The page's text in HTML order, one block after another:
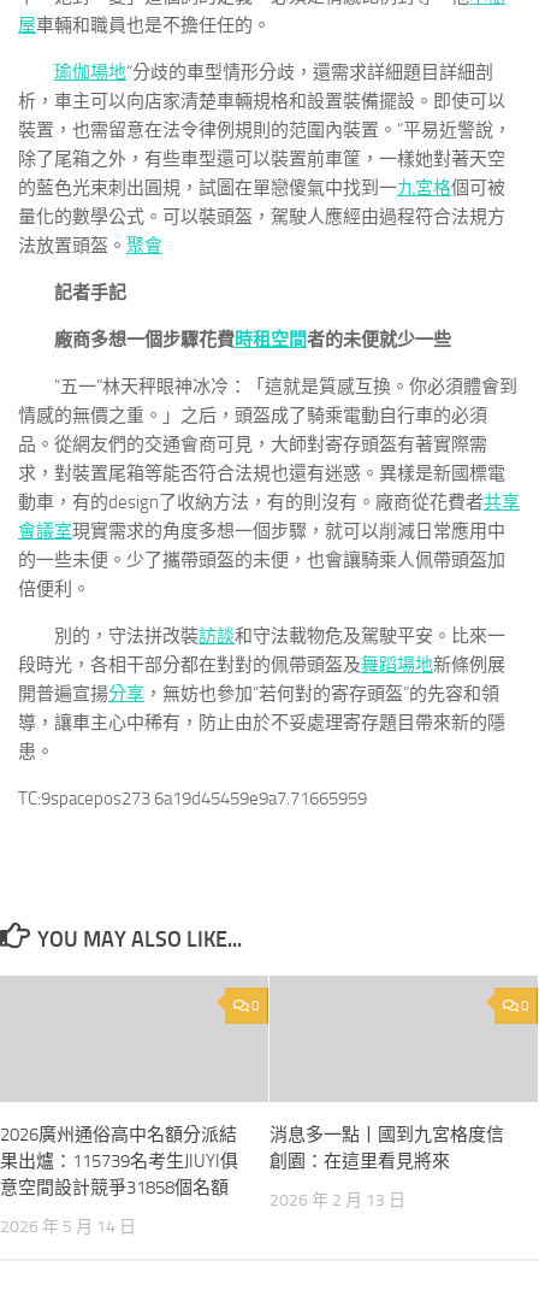
屋車輛和職員也是不擔任任的。
瑜伽場地“分歧的車型情形分歧，還需求詳細題目詳細剖
析，車主可以向店家清楚車輛規格和設置裝備擺設。即使可以
裝置，也需留意在法令律例規則的范圍內裝置。”平易近警說，
除了尾箱之外，有些車型還可以裝置前車筐，一樣她對著天空
的藍色光束刺出圓規，試圖在單戀傻氣中找到一九宮格個可被
量化的數學公式。可以裝頭盔，駕駛人應經由過程符合法規方
法放置頭盔。 聚會
記者手記
廠商多想一個步驟花費時租空間者的未便就少一些
“五一”林天秤眼神冰冷：「這就是質感互換。你必須體會到
情感的無價之重。」之后，頭盔成了騎乘電動自行車的必須
品。從網友們的交通會商可見，大師對寄存頭盔有著實際需
求，對裝置尾箱等能否符合法規也還有迷惑。異樣是新國標電
動車，有的design了收納方法，有的則沒有。廠商從花費者共享
會議室現實需求的角度多想一個步驟，就可以削減日常應用中
的一些未便。少了攜帶頭盔的未便，也會讓騎乘人佩帶頭盔加
倍便利。
別的，守法拼改裝訪談和守法載物危及駕駛平安。比來一
段時光，各相干部分都在對對的佩帶頭盔及舞蹈場地新條例展
開普遍宣揚分享 ，無妨也參加“若何對的寄存頭盔”的先容和領
導，讓車主心中稀有，防止由於不妥處理寄存題目帶來新的隱
患。
TC:9spacepos273 6a19d45459e9a7.71665959
YOU MAY ALSO LIKE...
0
​2026廣州通俗高中名額分派結
果出爐：115739名考生JIUYI俱
意空間設計競爭31858個名額
2026 年 5 月 14 日
0
消息多一點丨國到九宮格度信
創園：在這里看見將來
2026 年 2 月 13 日